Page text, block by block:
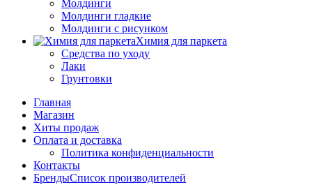
Молдинги
Молдинги гладкие
Молдинги с рисунком
Химия для паркета
Средства по уходу
Лаки
Грунтовки
Главная
Магазин
Хиты продаж
Оплата и доставка
Политика конфиденциальности
Контакты
БрендыСписок производителей